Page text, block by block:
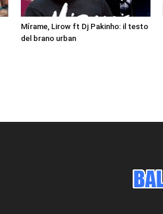
Mírame, Lirow ft Dj Pakinho: il testo
del brano urban